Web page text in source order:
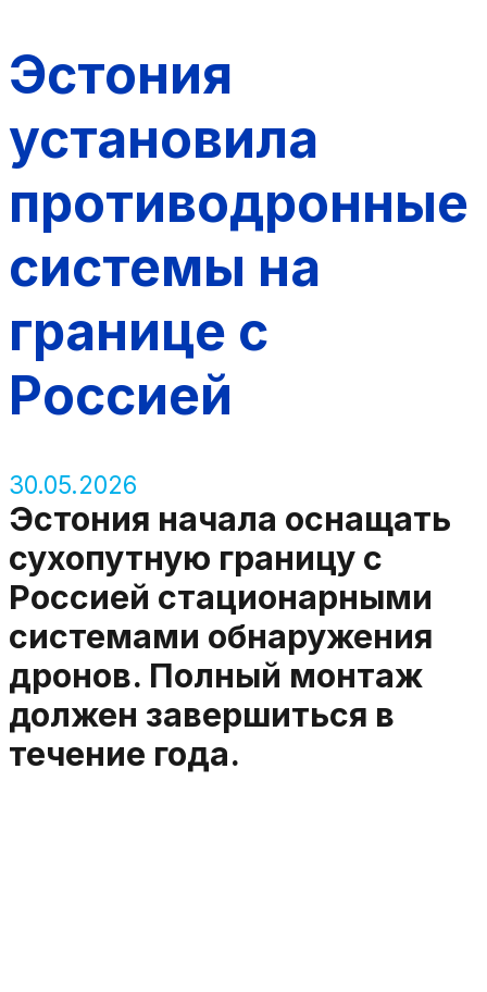
Эстония
установила
противодронные
системы на
границе с
Россией
30.05.2026
Эстония начала оснащать
сухопутную границу с
Россией стационарными
системами обнаружения
дронов. Полный монтаж
должен завершиться в
течение года.